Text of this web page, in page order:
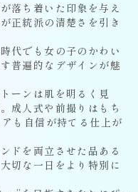
落ち着いた印象を与え
正統派の清楚さを引き
代でも女の子のかわい
普遍的なデザインが魅
ーンは肌を明るく見
成人式や前撮りはもち
も自信が持てる仕上が
ドを両立させた品ある
切な一日をより特別に